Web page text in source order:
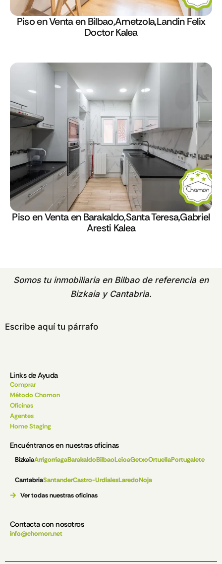
Piso en Venta en Bilbao,Ametzola,Landin Felix
Doctor Kalea
Piso en Venta en Barakaldo,Santa Teresa,Gabriel
Aresti Kalea
Somos tu inmobiliaria en Bilbaode referencia en
Bizkaia y Cantabria.
Escribe aquí tu párrafo
Links de Ayuda
Comprar
Método Chomon
Oficinas
Agentes
Home Staging
Encuéntranos en nuestras oficinas
BizkaiaArrigorriagaBarakaldoBilbaoLeioaGetxoOrtuellaPortugalete
CantabriaSantanderCastro-UrdialesLaredoNoja
Ver todas nuestras oficinas
Contacta con nosotros
info@chomon.net